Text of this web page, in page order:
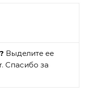
Выделите ее
Спасибо за